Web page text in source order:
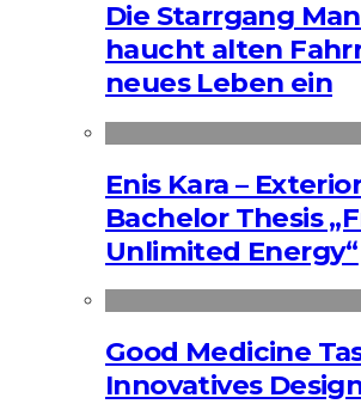
Die Starrgang
haucht alten
neues Leben ein
Enis Kara –
Bachelor Thesis
Unlimited Energy“
Good Medicine
Innovatives